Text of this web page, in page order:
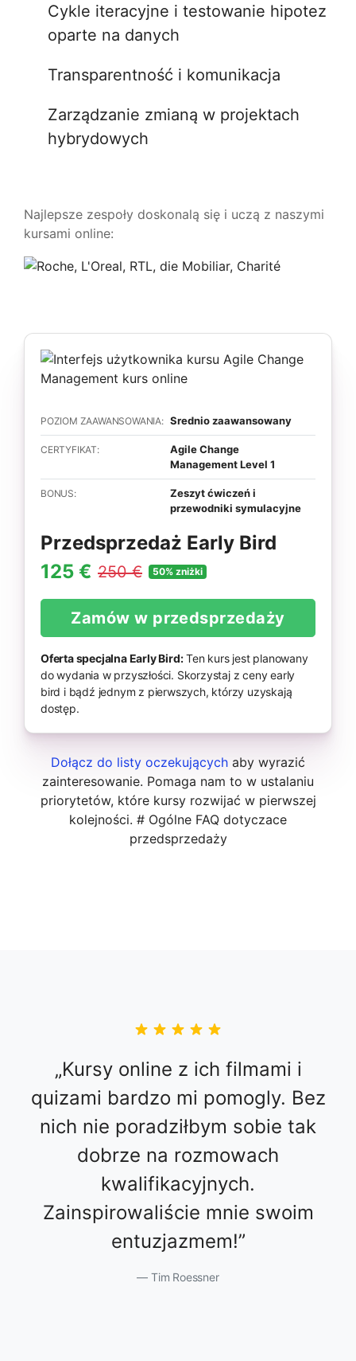
POZIOM ZAAWANSOWANIA: Srednio zaawansowany
CERTYFIKAT:
Agile Change
Management Level 1
BONUS:
Zeszyt ćwiczeń i
przewodniki symulacyjne
Przedsprzedaż Early Bird
125 € 250 € 50% zniżki
Zamów w przedsprzedaży
Oferta specjalna Early Bird:Ten kurs jest planowany
do wydania w przyszłości. Skorzystaj z ceny early
bird i bądź jednym z pierwszych, którzy uzyskają
dostęp.
Dołącz do listy oczekujących aby wyrazić
zainteresowanie. Pomaga nam to w ustalaniu
priorytetów, które kursy rozwijać w pierwszej
kolejności. # Ogólne FAQ dotyczace
przedsprzedaży
Cykle iteracyjne i testowanie hipotez
oparte na danych
Transparentność i komunikacja
Zarządzanie zmianą w projektach
hybrydowych
Najlepsze zespoły doskonalą się i uczą z naszymi
kursami online:
Kursy online z ich filmami i
quizami bardzo mi pomogly. Bez
nich nie poradziłbym sobie tak
dobrze na rozmowach
kwalifikacyjnych.
Zainspirowaliście mnie swoim
entuzjazmem!
Tim Roessner